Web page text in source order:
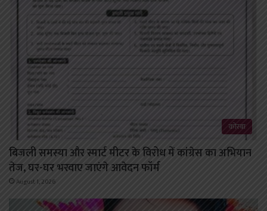
कोरबा
बिजली समस्या और स्मार्ट मीटर के विरोध में कांग्रेस का अभियान
तेज, घर-घर भरवाए जाएंगे आवेदन फॉर्म
August 1, 2026